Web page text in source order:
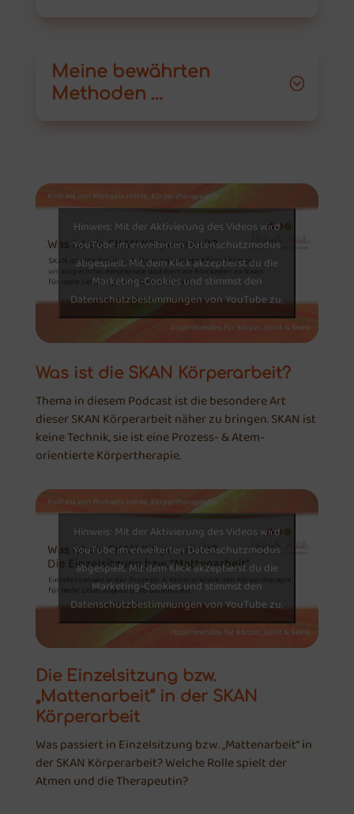
Meine bewährten
Methoden ...
Hinweis: Mit der Aktivierung des Videos wird
YouTube im erweiterten Datenschutzmodus
abgespielt. Mit dem Klick akzeptierst du die
Marketing-Cookies und stimmst den
Datenschutzbestimmungen von YouTube zu.
Was ist die SKAN Körperarbeit?
Thema in diesem Podcast ist die besondere Art
dieser SKAN Körperarbeit näher zu bringen. SKAN ist
keine Technik, sie ist eine Prozess- & Atem-
orientierte Körpertherapie.
Hinweis: Mit der Aktivierung des Videos wird
YouTube im erweiterten Datenschutzmodus
abgespielt. Mit dem Klick akzeptierst du die
Marketing-Cookies und stimmst den
Datenschutzbestimmungen von YouTube zu.
Die Einzelsitzung bzw.
„Mattenarbeit“ in der SKAN
Körperarbeit
Was passiert in Einzelsitzung bzw. „Mattenarbeit“ in
der SKAN Körperarbeit? Welche Rolle spielt der
Atmen und die Therapeutin?